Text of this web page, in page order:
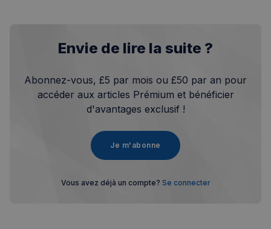
Envie de lire la suite ?
Abonnez-vous, £5 par mois ou £50 par an pour
accéder aux articles Prémium et bénéficier
d'avantages exclusif !
Je m'abonne
Vous avez déjà un compte? Se connecter